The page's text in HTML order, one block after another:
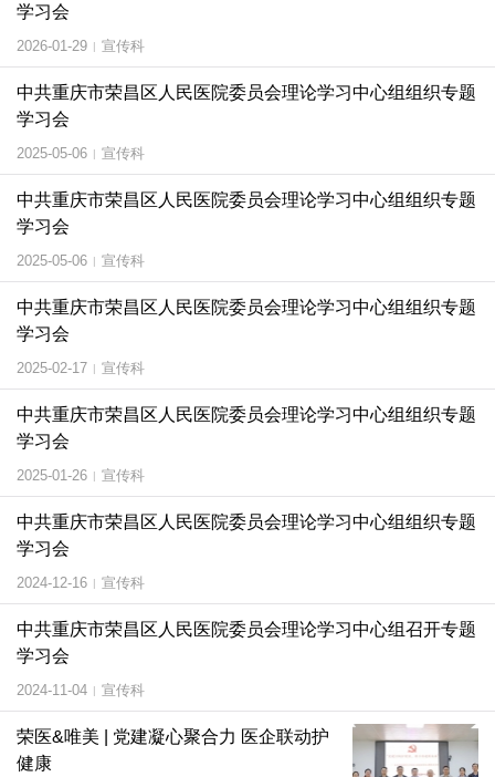
学习会
2026-01-29 | 宣传科
中共重庆市荣昌区人民医院委员会理论学习中心组组织专题
学习会
2025-05-06 | 宣传科
中共重庆市荣昌区人民医院委员会理论学习中心组组织专题
学习会
2025-05-06 | 宣传科
中共重庆市荣昌区人民医院委员会理论学习中心组组织专题
学习会
2025-02-17 | 宣传科
中共重庆市荣昌区人民医院委员会理论学习中心组组织专题
学习会
2025-01-26 | 宣传科
中共重庆市荣昌区人民医院委员会理论学习中心组组织专题
学习会
2024-12-16 | 宣传科
中共重庆市荣昌区人民医院委员会理论学习中心组召开专题
学习会
2024-11-04 | 宣传科
荣医&唯美 | 党建凝心聚合力 医企联动护
健康